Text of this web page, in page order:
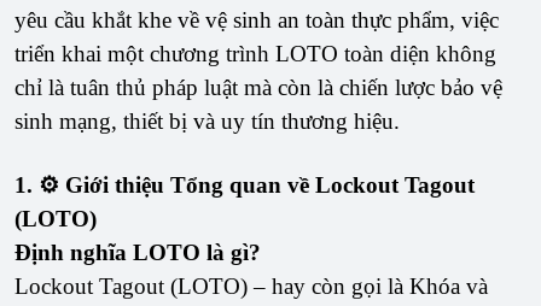
yêu cầu khắt khe về vệ sinh an toàn thực phẩm, việc
triển khai một chương trình LOTO toàn diện không
chỉ là tuân thủ pháp luật mà còn là chiến lược bảo vệ
sinh mạng, thiết bị và uy tín thương hiệu.
1. ⚙️ Giới thiệu Tổng quan về Lockout Tagout
(LOTO)
Định nghĩa LOTO là gì?
Lockout Tagout (LOTO) – hay còn gọi là Khóa và